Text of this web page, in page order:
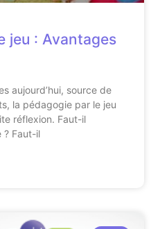
jeu : Avantages
aujourd’hui, source de
la pédagogie par le jeu
réflexion. Faut-il
? Faut-il